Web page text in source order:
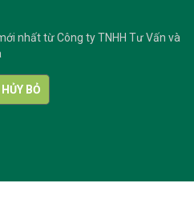
nhất từ Công ty TNHH Tư Vấn và
HỦY BỎ